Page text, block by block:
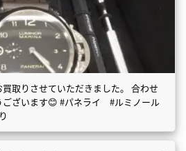
取りさせていただきました。 合わせ
ございます😊 #パネライ #ルミノール